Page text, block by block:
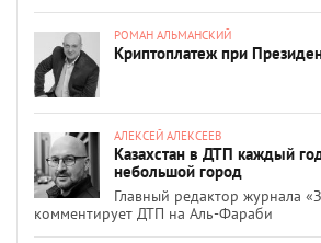
РОМАН АЛЬМАНСКИЙ
Криптоплатеж при
АЛЕКСЕЙ АЛЕКСЕЕВ
Казахстан в ДТП каждый
небольшой город
Главный редактор журнала
комментирует ДТП на Аль-Фараби